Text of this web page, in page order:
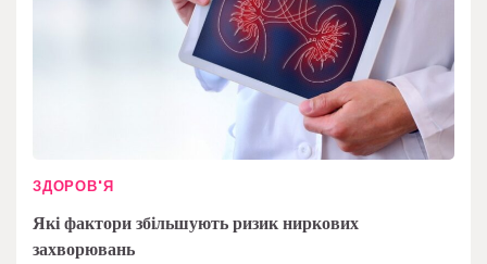
ЗДОРОВ'Я
Які фактори збільшують ризик ниркових
захворювань